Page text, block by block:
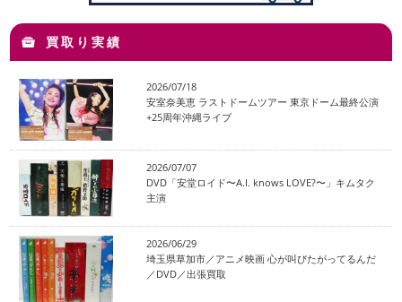
買取り実績
2026/07/18
安室奈美恵 ラストドームツアー 東京ドーム最終公演
+25周年沖縄ライブ
2026/07/07
DVD「安堂ロイド〜A.I. knows LOVE?〜」キムタク
主演
2026/06/29
埼玉県草加市／アニメ映画 心が叫びたがってるんだ
／DVD／出張買取